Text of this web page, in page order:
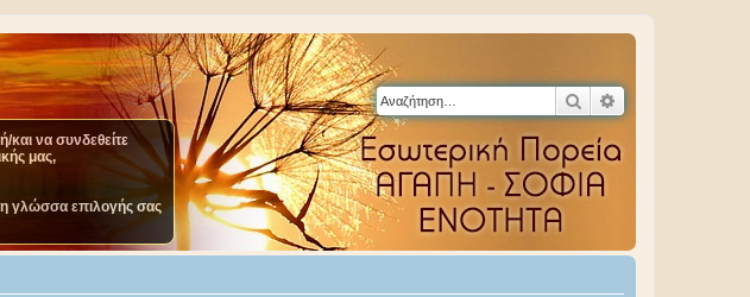
Αναζήτηση
και να συνδεθείτε
μας,
γλώσσα επιλογής σας